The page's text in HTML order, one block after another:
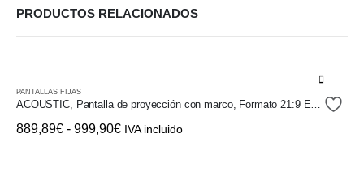
PRODUCTOS RELACIONADOS
producto
PANTALLAS FIJAS
889,89€ - 999,90€Rango
IVA incluido